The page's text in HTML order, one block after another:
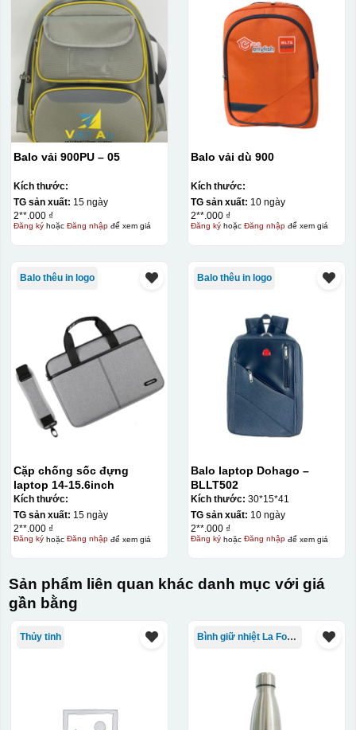
Balo vải 900PU – 05
Kích thước:
TG sản xuất: 15 ngày
2**.000 ₫
Đăng kýhoặc Đăng nhậpđể xem giá
Balo vải dù 900
Kích thước:
TG sản xuất: 10 ngày
2**.000 ₫
Đăng kýhoặc Đăng nhậpđể xem giá
Balo thêu in logo
Cặp chống sốc đựng
laptop 14-15.6inch
Kích thước:
TG sản xuất: 15 ngày
2**.000 ₫
Đăng kýhoặc Đăng nhậpđể xem giá
Balo thêu in logo
Balo laptop Dohago –
BLLT502
Kích thước: 30*15*41
TG sản xuất: 10 ngày
2**.000 ₫
Đăng kýhoặc Đăng nhậpđể xem giá
Sản phẩm liên quan khác danh mục với giá
gần bằng
Thủy tinh Bình giữ nhiệt La Fonte